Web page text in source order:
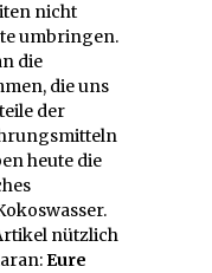
nicht
umbringen.
die
die uns
der
heute die
nützlich
Eure